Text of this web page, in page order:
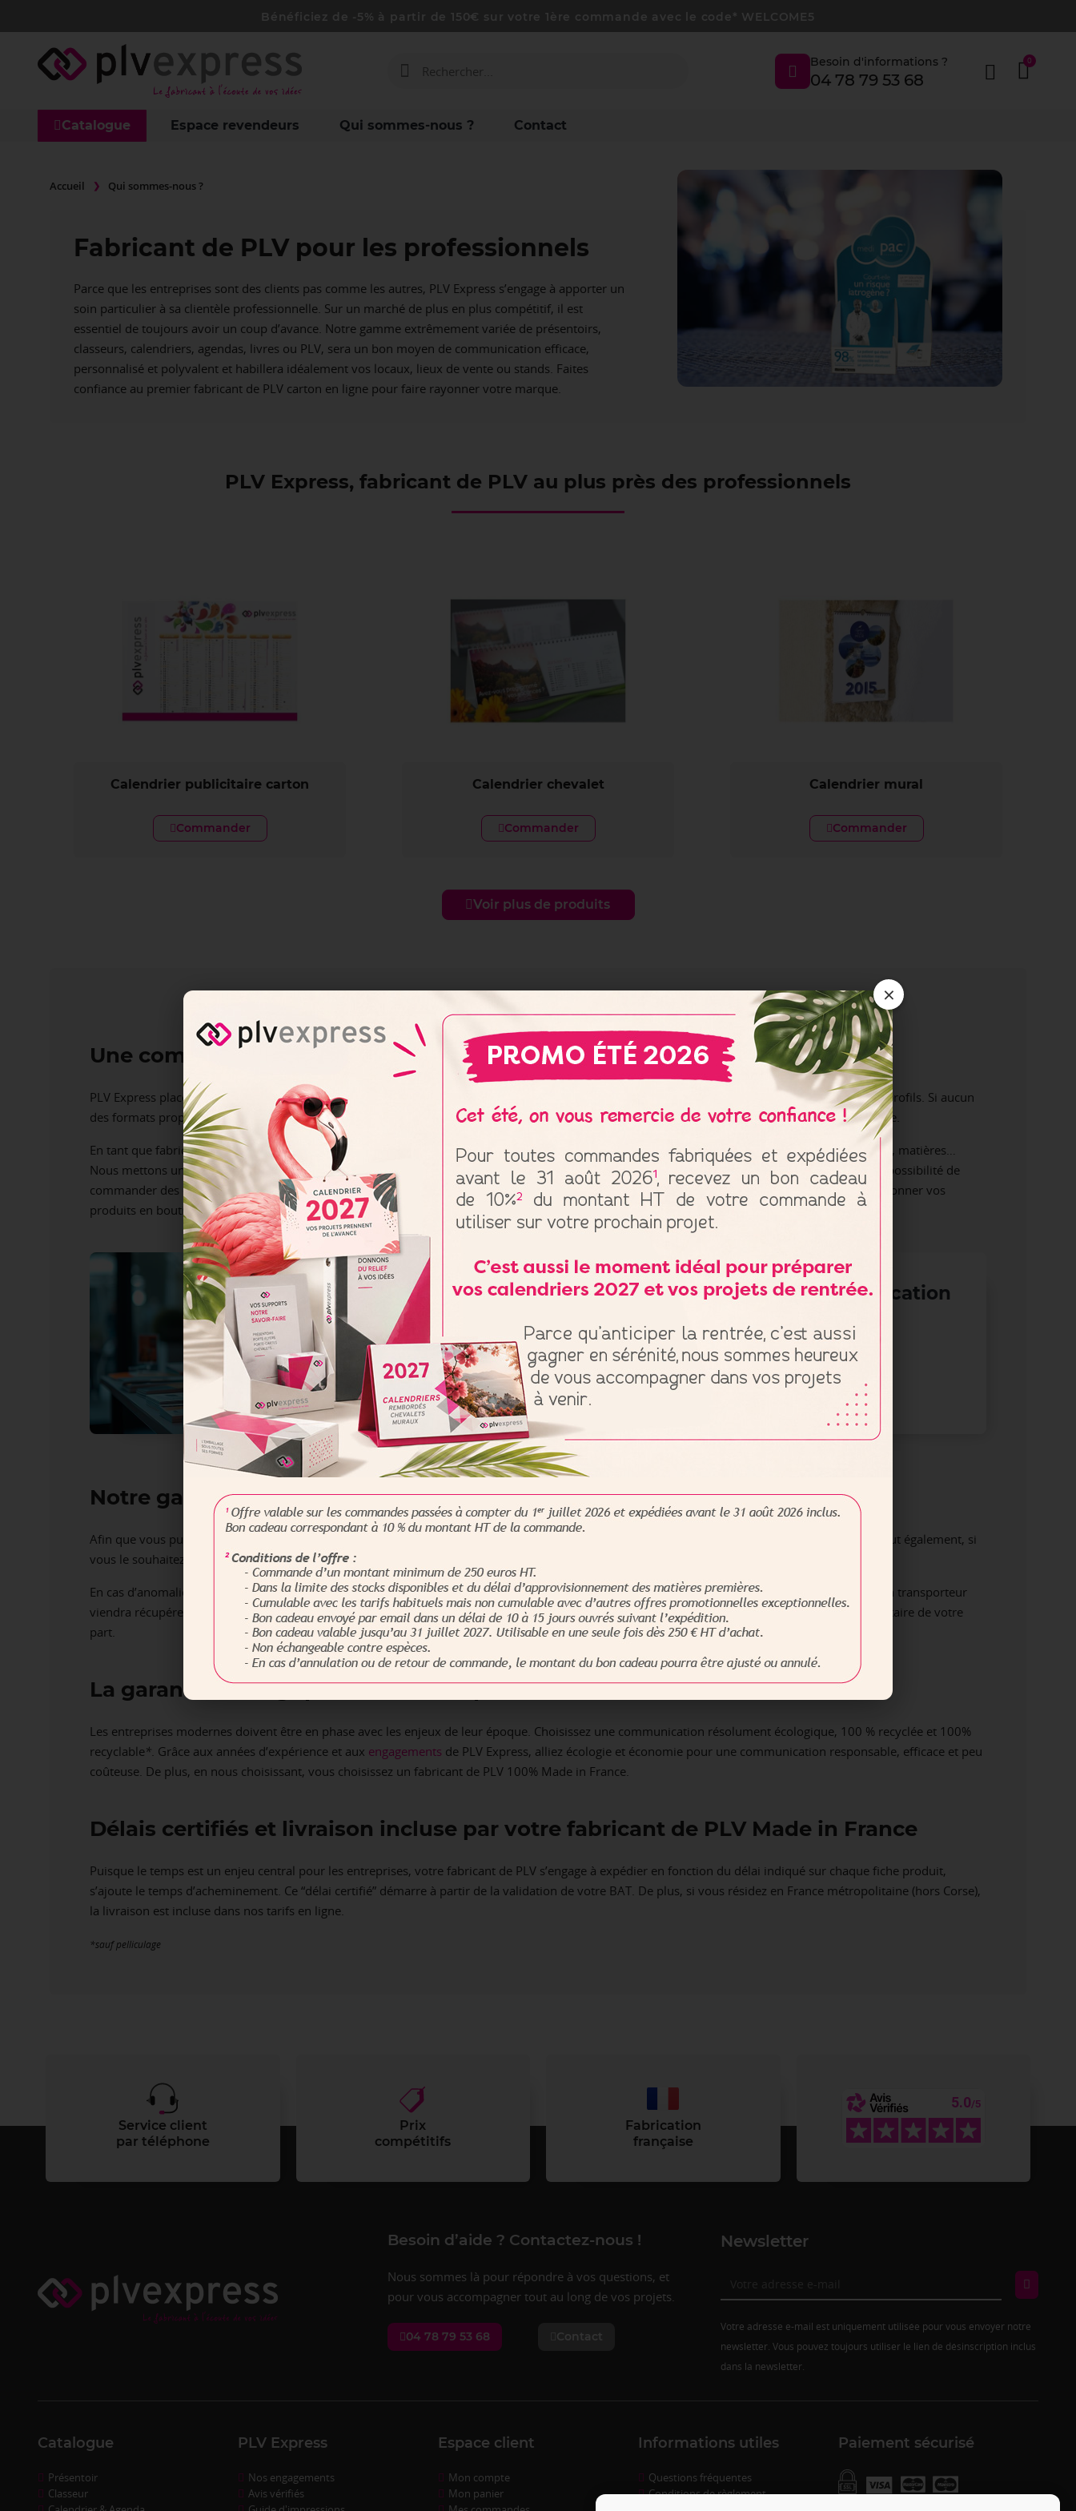
×
Bénéficiez de -5% à partir de 150€ sur votre 1ère commande avec le code* WELCOME5
Besoin d'informations ?
04 78 79 53 68
Catalogue Espace revendeurs Qui sommes-nous ? Contact
Accueil Qui sommes-nous ?
Fabricant de PLV pour les professionnels
Parce que les entreprises sont des clients pas comme les autres, PLV Express s’engage à apporter un
soin particulier à sa clientèle professionnelle. Sur un marché de plus en plus compétitif, il est
essentiel de toujours avoir un coup d’avance. Notre gamme extrêmement variée de présentoirs,
classeurs, calendriers, agendas, livres ou PLV, sera un bon moyen de communication efficace,
personnalisé et polyvalent et habillera idéalement vos locaux, lieux de vente ou stands. Faites
confiance au premier fabricant de PLV carton en ligne pour faire rayonner votre marque.
PLV Express, fabricant de PLV au plus près des professionnels
Calendrier publicitaire carton
Commander
Calendrier chevalet
Commander
Calendrier mural
Commander
Voir plus de produits
Une communication entièrement personnalisée
PLV Express place toujours la satisfaction client au cœur de ses préoccupations, en proposant une gamme variée afin de correspondre à tous les profils. Si aucun
des formats proposés ne semble correspondre, pas de panique ! N’hésitez pas à contacter notre équipe dans le but d’élaborer un devis sur-mesure.
En tant que fabricant de PLV, notre entreprise propose de vous accompagner tout au long de la conception de votre produit. Formats, dimensions, matières…
Nous mettons un point d’honneur à satisfaire l’ensemble de vos exigences en termes de design et de finition. C’est pourquoi PLV Express offre la possibilité de
commander des échantillons et de demander des devis directement depuis le site. PLV Express garantit un rendu haut de gamme afin de faire rayonner vos
produits en boutique comme en déplacement.
Besoin de supports de communication
PLV Express vous accompagne
Demander un devis
Notre garantie en tant que fabricant de PLV : satisfait ou refabriqué
Afin que vous puissiez recevoir le produit parfaitement adapté à votre profil, nos équipes vous proposent leur expertise avant impression. Elle peut également, si
vous le souhaitez, vous donner des conseils de mise en page. Vous pourrez ensuite vérifier le produit grâce au bon à tirer numérique.
En cas d’anomalie, vous disposez de la garantie « Satisfait ou refabriqué » de PLV Express. Vous n’aurez qu’à contacter nos équipes sous 24 h et un transporteur
viendra récupérer la marchandise pour expertise. Votre produit sera ainsi partiellement ou intégralement refabriqué, sans aucun frais supplémentaire de votre
part.
La garantie écologique et économique
Les entreprises modernes doivent être en phase avec les enjeux de leur époque. Choisissez une communication résolument écologique, 100 % recyclée et 100%
recyclable*. Grâce aux années d’expérience et aux engagements de PLV Express, alliez écologie et économie pour une communication responsable, efficace et peu
coûteuse. De plus, en nous choisissant, vous choisissez un fabricant de PLV 100% Made in France.
Délais certifiés et livraison incluse par votre fabricant de PLV Made in France
Puisque le temps est un enjeu central pour les entreprises, votre fabricant de PLV s’engage à expédier en fonction du délai indiqué sur chaque fiche produit,
s’ajoute le temps d’acheminement. Ce “délai certifié” démarre à partir de la validation de votre BAT. De plus, si vous résidez en France métropolitaine (hors Corse),
la livraison est incluse dans nos tarifs en ligne.
*sauf pelliculage
Service client
par téléphone
Prix
compétitifs
Fabrication
française
Besoin d’aide ? Contactez-nous !
Nous sommes là pour répondre à vos questions, et
pour vous accompagner tout au long de vos projets.
04 78 79 53 68 Contact
Newsletter
Votre adresse e-mail est uniquement utilisée pour vous envoyer notre
newsletter. Vous pouvez toujours utiliser le lien de désinscription inclus
dans la newsletter.
Catalogue
Présentoir
Classeur
PLV Express
Nos engagements
Avis vérifiés
Espace client
Mon compte
Mon panier
Informations utiles
Questions fréquentes
Conditions de règlement
Paiement sécurisé